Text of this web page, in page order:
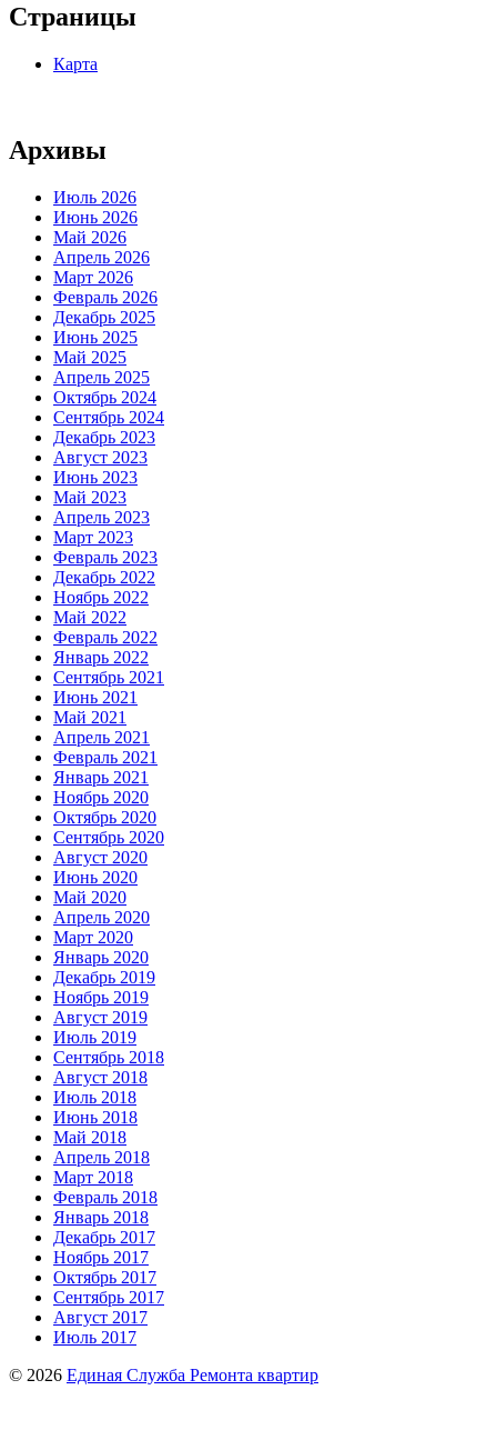
Страницы
Карта
Архивы
Июль 2026
Июнь 2026
Май 2026
Апрель 2026
Март 2026
Февраль 2026
Декабрь 2025
Июнь 2025
Май 2025
Апрель 2025
Октябрь 2024
Сентябрь 2024
Декабрь 2023
Август 2023
Июнь 2023
Май 2023
Апрель 2023
Март 2023
Февраль 2023
Декабрь 2022
Ноябрь 2022
Май 2022
Февраль 2022
Январь 2022
Сентябрь 2021
Июнь 2021
Май 2021
Апрель 2021
Февраль 2021
Январь 2021
Ноябрь 2020
Октябрь 2020
Сентябрь 2020
Август 2020
Июнь 2020
Май 2020
Апрель 2020
Март 2020
Январь 2020
Декабрь 2019
Ноябрь 2019
Август 2019
Июль 2019
Сентябрь 2018
Август 2018
Июль 2018
Июнь 2018
Май 2018
Апрель 2018
Март 2018
Февраль 2018
Январь 2018
Декабрь 2017
Ноябрь 2017
Октябрь 2017
Сентябрь 2017
Август 2017
Июль 2017
© 2026 Единая Служба Ремонта квартир